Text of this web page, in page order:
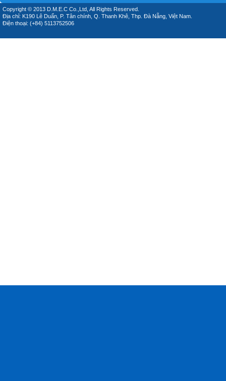
Copyright © 2013 D.M.E.C Co.,Ltd, All Rights Reserved.
Địa chỉ: K190 Lê Duẩn, P. Tân chính, Q. Thanh Khê, Thp. Đà Nẵng, Việt Nam.
Điện thoại: (+84) 5113752506